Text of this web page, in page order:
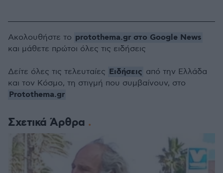
Σχετικά Άρθρα
Ακολουθήστε το protothema.gr στο Google News
και μάθετε πρώτοι όλες τις ειδήσεις
Δείτε όλες τις τελευταίες Ειδήσεις από την Ελλάδα
και τον Κόσμο, τη στιγμή που συμβαίνουν, στο
Protothema.gr